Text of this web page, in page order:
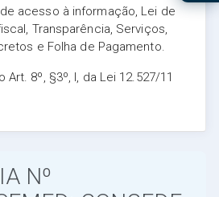
acesso à informação, Lei de
Transparência, Serviços,
e Folha de Pagamento.
8º, §3º, I, da Lei 12.527/11
Nº